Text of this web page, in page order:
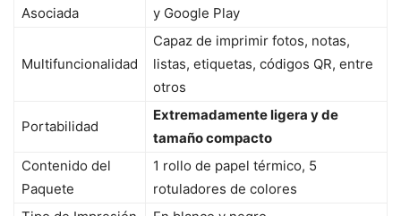
Asociada
y Google Play
Multifuncionalidad
Capaz de imprimir fotos, notas,
listas, etiquetas, códigos QR, entre
otros
Portabilidad
Extremadamente ligera y de
tamaño compacto
Contenido del
Paquete
1 rollo de papel térmico, 5
rotuladores de colores